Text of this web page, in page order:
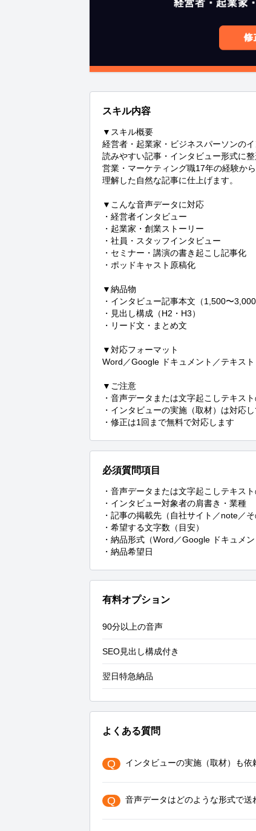
スキル内容
▼スキル概要
経営者・起業家・ビジネスパーソンのイ
読みやすい記事・インタビュー形式に整
営業・マーケティング職17年の経験か
理解した自然な記事に仕上げます。
▼こんな音声データに対応
・経営者インタビュー
・起業家・創業ストーリー
・社員・スタッフインタビュー
・セミナー・講演の書き起こし記事化
・ポッドキャスト原稿化
▼納品物
・インタビュー記事本文（1,500〜3,000
・見出し構成（H2・H3）
・リード文・まとめ文
▼対応フォーマット
Word／Google ドキュメント／テキスト
▼ご注意
・音声データまたは文字起こしテキス
・インタビューの実施（取材）は対応
・修正は1回まで無料で対応します
必須質問項目
・音声データまたは文字起こしテキス
・インタビュー対象者の肩書き・業種
・記事の掲載先（自社サイト／note／そ
・希望する文字数（目安）
・納品形式（Word／Google ドキュメン
・納品希望日
有料オプション
90分以上の音声
SEO見出し構成付き
翌日特急納品
よくある質問
Q インタビューの実施（取材）も依
Q 音声データはどのような形式で送